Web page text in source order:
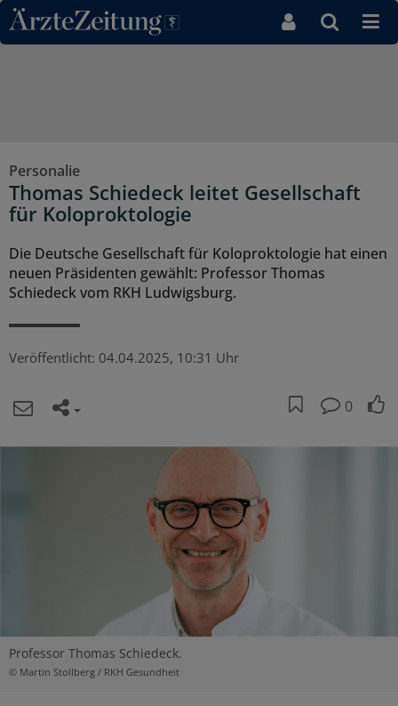
Direkt zum Inhaltsbereich
Personalie
Thomas Schiedeck leitet Gesellschaft
für Koloproktologie
Die Deutsche Gesellschaft für Koloproktologie hat einen
neuen Präsidenten gewählt: Professor Thomas
Schiedeck vom RKH Ludwigsburg.
Veröffentlicht: 04.04.2025, 10:31 Uhr
0
Professor Thomas Schiedeck.
© Martin Stollberg / RKH Gesundheit